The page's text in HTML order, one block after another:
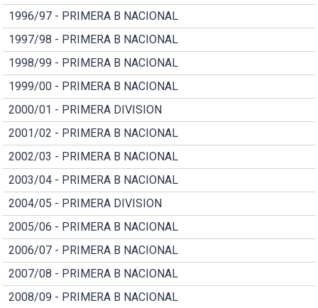
1996/97 - PRIMERA B NACIONAL
1997/98 - PRIMERA B NACIONAL
1998/99 - PRIMERA B NACIONAL
1999/00 - PRIMERA B NACIONAL
2000/01 - PRIMERA DIVISION
2001/02 - PRIMERA B NACIONAL
2002/03 - PRIMERA B NACIONAL
2003/04 - PRIMERA B NACIONAL
2004/05 - PRIMERA DIVISION
2005/06 - PRIMERA B NACIONAL
2006/07 - PRIMERA B NACIONAL
2007/08 - PRIMERA B NACIONAL
2008/09 - PRIMERA B NACIONAL